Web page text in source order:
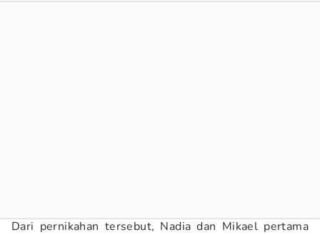
Dari pernikahan tersebut, Nadia dan Mikael pertama